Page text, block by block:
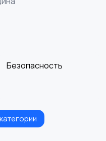
Безопасность
Высший менеджмент